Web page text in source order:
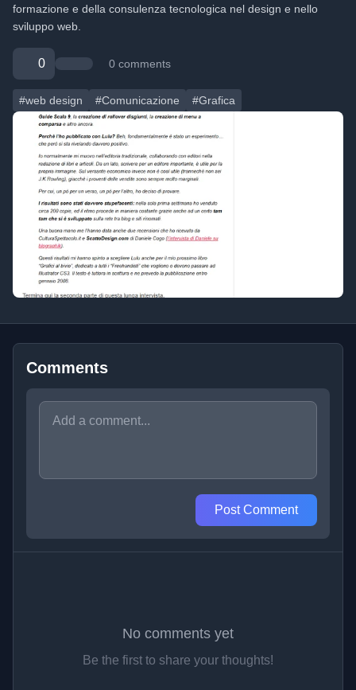
formazione e della consulenza tecnologica nel design e nello
sviluppo web.
0 0 comments
#web design #Comunicazione #Grafica
Comments
Post Comment
No comments yet
Be the first to share your thoughts!